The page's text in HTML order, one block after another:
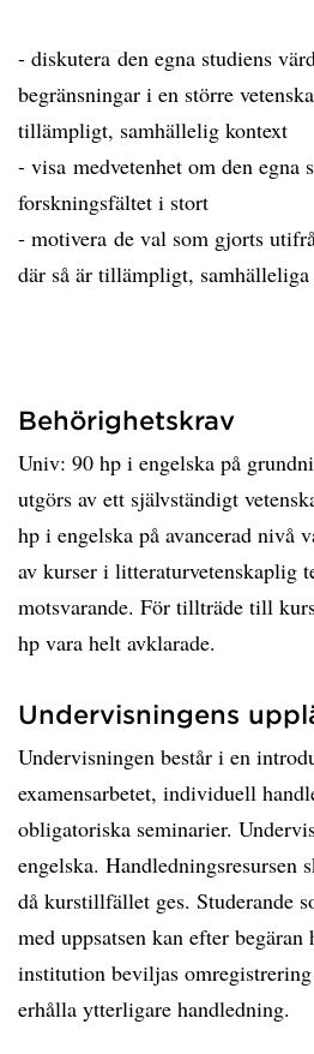
- diskutera den egna studiens
begränsningar i en större
tillämpligt, samhällelig kontext
- visa medvetenhet om den
forskningsfältet i stort
- motivera de val som gjorts
där så är tillämpligt,
Behörighetskrav
Univ: 90 hp i engelska på
utgörs av ett självständigt
hp i engelska på avancerad nivå
av kurser i litteraturvetenskaplig
motsvarande. För tillträde till
hp vara helt avklarade.
Undervisningens
Undervisningen består i en
examensarbetet, individuell
obligatoriska seminarier.
engelska. Handledningsresursen
då kurstillfället ges. Studerande
med uppsatsen kan efter begäran
institution beviljas
erhålla ytterligare handledning.